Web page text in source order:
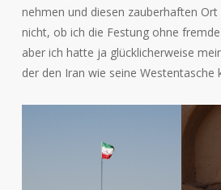
nehmen und diesen zauberhaften Ort
nicht, ob ich die Festung ohne
aber ich hatte ja glücklicherweise
der den Iran wie seine Westentasche